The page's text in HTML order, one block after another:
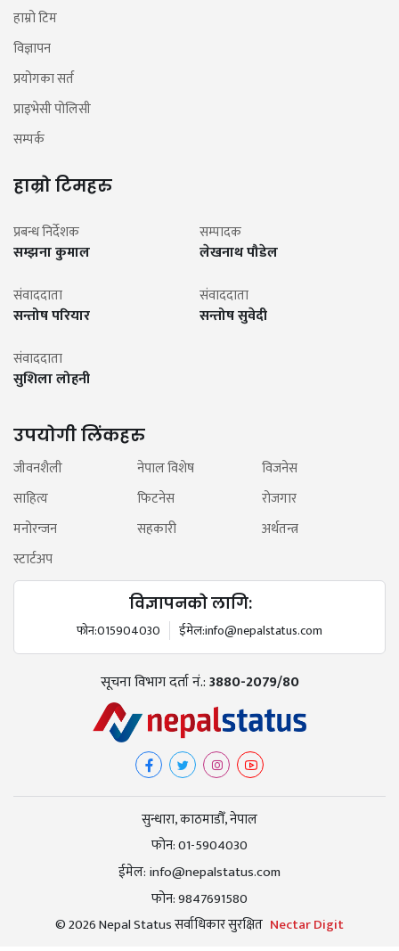
हाम्रो टिम
विज्ञापन
प्रयोगका सर्त
प्राइभेसी पोलिसी
सम्पर्क
हाम्रो टिमहरु
प्रबन्ध निर्देशक
सम्झना कुमाल
सम्पादक
लेखनाथ पौडेल
संवाददाता
सन्तोष परियार
संवाददाता
सन्तोष सुवेदी
संवाददाता
सुशिला लोहनी
उपयोगी लिंकहरु
जीवनशैली नेपाल विशेष
विजनेस
साहित्य
फिटनेस
रोजगार
मनोरन्जन
सहकारी
अर्थतन्त्र
स्टार्टअप
विज्ञापनको लागि:
फोन:015904030 ईमेल:info@nepalstatus.com
सूचना विभाग दर्ता नं.:3880-2079/80
सुन्धारा, काठमाडौँ, नेपाल
फोन:01-5904030
ईमेल: info@nepalstatus.com
फोन:9847691580
© 2026 Nepal Status सर्वाधिकार सुरक्षित Nectar Digit